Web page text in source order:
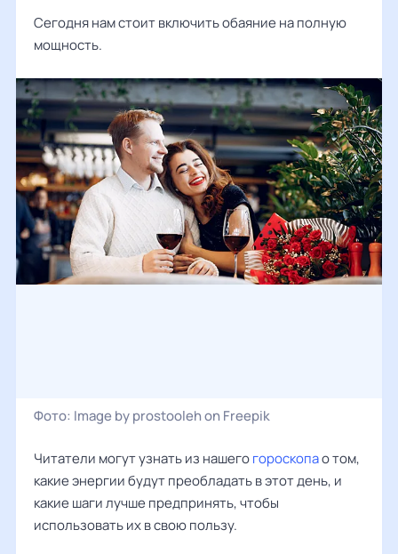
Сегодня нам стоит включить обаяние на полную
мощность.
Фото: Image by prostooleh on Freepik
Читатели могут узнать из нашегогороскопао том,
какие энергии будут преобладать в этот день, и
какие шаги лучше предпринять, чтобы
использовать их в свою пользу.